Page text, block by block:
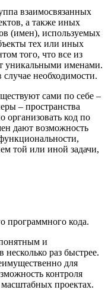
взаимосвязанных
а также иных
(имен), используемых
тех или иных
того, что все из
уникальными именами.
необходимости.
сами по себе –
– пространства
код по
дают возможность
той или иной задачи,
программного кода.
и
несколько раз быстрее.
для
контроля
проектах.